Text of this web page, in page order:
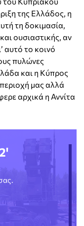
της Ελλάδος, η
τη δοκιμασία,
ουσιαστικής, αν
αυτό το κοινό
πυλώνες
και η Κύπρος
μας αλλά
αρχικά η Αννίτα